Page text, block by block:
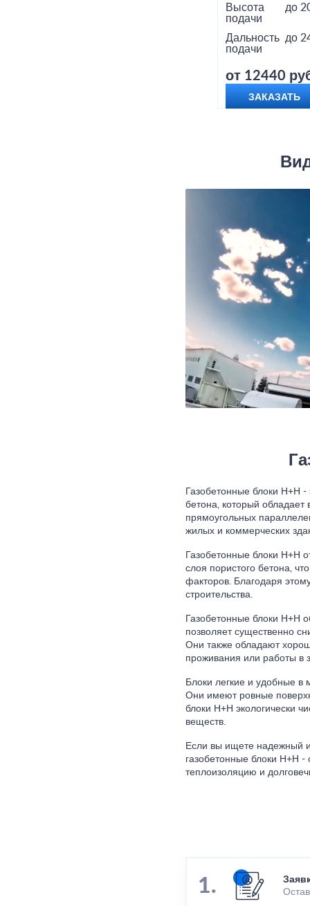
Высота
подачи
до
Дальность
подачи
до
от 12440
ЗАКАЗАТЬ
Газобетонные блоки Н+Н
бетона, который
прямоугольных
жилых и коммерческих
Газобетонные блоки Н+Н
слоя пористого бетона,
факторов. Благодаря
строительства.
Газобетонные блоки Н+Н
позволяет существенно
Они также обладают
проживания или работы в
Блоки легкие и удобные в
Они имеют ровные
блоки Н+Н экологически
веществ.
Если вы ищете надежный
газобетонные блоки Н+Н
теплоизоляцию и